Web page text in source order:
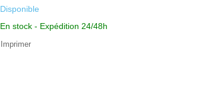
Disponible
En stock - Expédition 24/48h
Imprimer